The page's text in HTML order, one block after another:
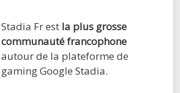
Stadia Fr est la plus grosse
communauté francophone
autour de la plateforme de
gaming Google Stadia.